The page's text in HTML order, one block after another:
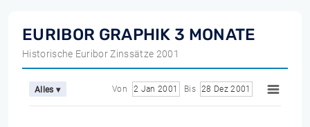
EURIBOR GRAPHIK 3 MONATE
Historische Euribor Zinssätze 2001
Alles ▾ Von 2 Jan 2001 Bis 28 Dez 2001